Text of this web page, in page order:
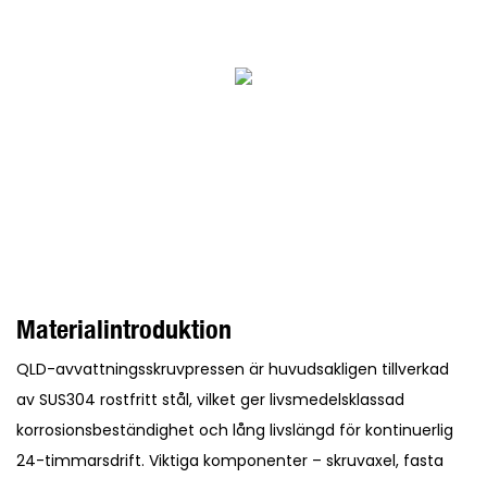
Materialintroduktion
QLD-avvattningsskruvpressen är huvudsakligen tillverkad
av SUS304 rostfritt stål, vilket ger livsmedelsklassad
korrosionsbeständighet och lång livslängd för kontinuerlig
24-timmarsdrift. Viktiga komponenter – skruvaxel, fasta